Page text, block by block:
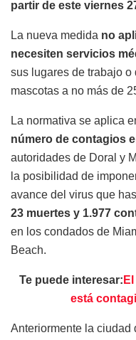
partir de este viernes
La nueva medida no
necesiten servicios
sus lugares de trabajo
mascotas a no más de
La normativa se aplica
número de contagios
autoridades de Doral y
la posibilidad de
avance del virus que
23 muertes y 1.977
en los condados de
Beach.
Te puede interesar:
está
Anteriormente la ciudad